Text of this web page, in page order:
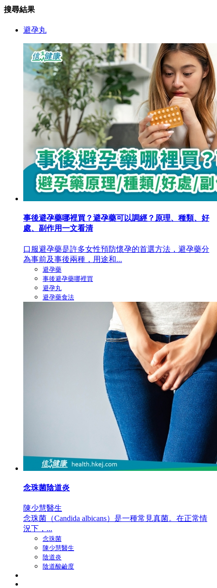
搜尋結果
避孕丸
事後避孕藥哪裡買？避孕藥可以調經？原理、種類、好
處、副作用一文看清
口服避孕藥是許多女性預防懷孕的首選方法，避孕藥分
為事前及事後兩種，用途和...
避孕藥
事後避孕藥哪裡買
避孕丸
避孕藥食法
念珠菌陰道炎
陳少慧醫生
念珠菌（Candida albicans）是一種常見真菌。在正常情
況下，...
念珠菌
陳少慧醫生
陰道炎
陰道酸鹼度